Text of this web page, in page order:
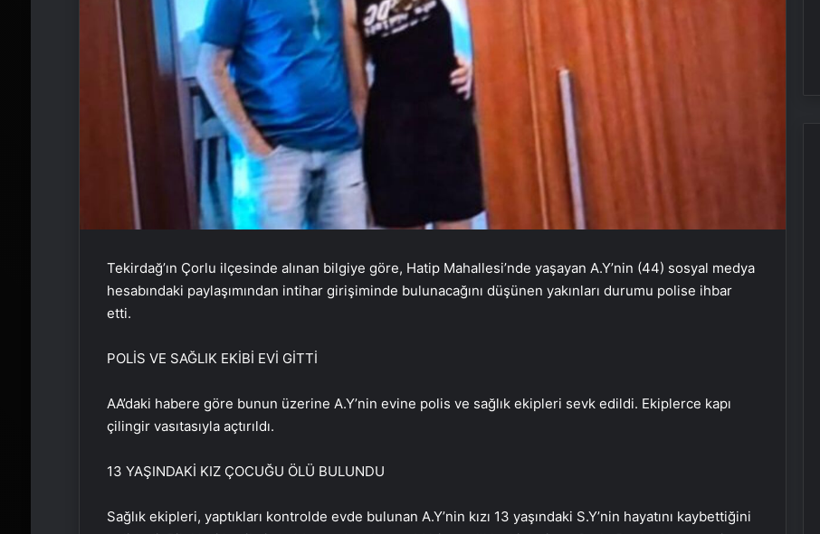
Tekirdağ’ın Çorlu ilçesinde alınan bilgiye göre, Hatip Mahallesi’nde yaşayan A.Y’nin (44) sosyal medya
hesabındaki paylaşımından intihar girişiminde bulunacağını düşünen yakınları durumu polise ihbar
etti.
POLİS VE SAĞLIK EKİBİ EVİ GİTTİ
AA’daki habere göre bunun üzerine A.Y’nin evine polis ve sağlık ekipleri sevk edildi. Ekiplerce kapı
çilingir vasıtasıyla açtırıldı.
13 YAŞINDAKİ KIZ ÇOCUĞU ÖLÜ BULUNDU
Sağlık ekipleri, yaptıkları kontrolde evde bulunan A.Y’nin kızı 13 yaşındaki S.Y’nin hayatını kaybettiğini